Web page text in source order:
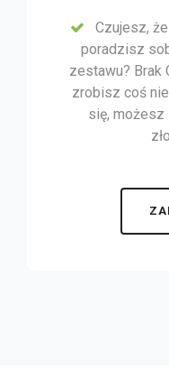
Czujesz,
poradzisz
zestawu? Brak
zrobisz coś
się, możesz